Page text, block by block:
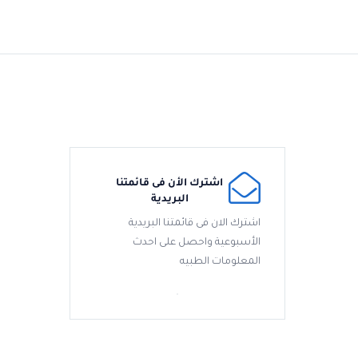
اشترك الأن فى قائمتنا
البريدية
اشترك الان فى قائمتنا البريدية
الأسبوعية واحصل على احدث
المعلومات الطبيه